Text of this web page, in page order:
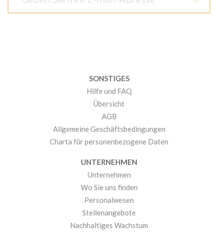
SONSTIGES
Hilfe und FAQ
Übersicht
AGB
Allgemeine Geschäftsbedingungen
Charta für personenbezogene Daten
UNTERNEHMEN
Unternehmen
Wo Sie uns finden
Personalwesen
Stellenangebote
Nachhaltiges Wachstum